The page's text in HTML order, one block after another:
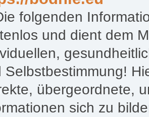
folgenden
und dient dem
Selbstbestimmung!
übergeordnete,
sich zu